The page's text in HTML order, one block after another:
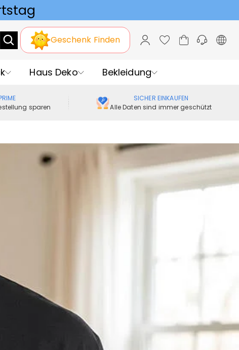
Geschenk Finden
Haus Deko Bekleidung
sparen
SICHER EINKAUFEN
Alle Daten sind immer geschützt